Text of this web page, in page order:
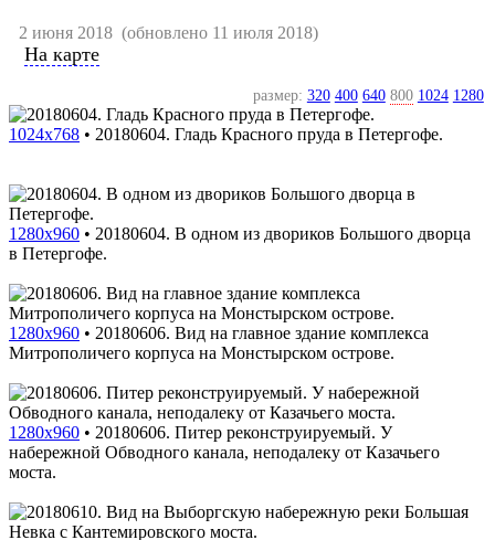
2 июня 2018(обновлено 11 июля 2018)
На карте
размер: 320 400 640 800 1024 1280
1024x768 • 20180604. Гладь Красного пруда в Петергофе.
1280x960 • 20180604. В одном из двориков Большого дворца
в Петергофе.
1280x960 • 20180606. Вид на главное здание комплекса
Митрополичего корпуса на Монстырском острове.
1280x960 • 20180606. Питер реконструируемый. У
набережной Обводного канала, неподалеку от Казачьего
моста.